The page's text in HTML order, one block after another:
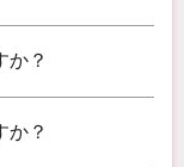
か？
か？